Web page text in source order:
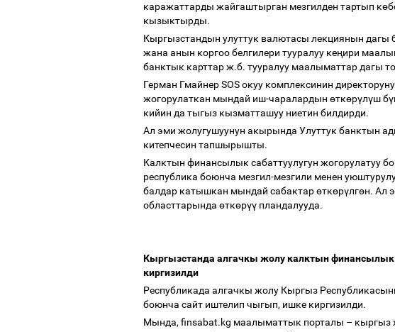
каражаттарды жайгаштырган мезгилден тартып көб
кызыктырды.
Кыргызстандын улуттук валютасы лекциянын дагы
жана анын коргоо белгилери тууралуу кеңири
банктык карттар ж.б. тууралуу маалыматтар дагы
Герман Гмайнер SOS окуу комплексинин
жогорулаткан мындай иш-чаралардын өткөрүлүш бү
кийин да тыгыз кызматташуу ниетин билдирди.
Ал эми жолугушуунун акырында Улуттук банктын
китепчесин тапшырышты.
Калктын финансылык сабаттуулугун жогорулатуу
республика боюнча мезгил-мезгили менен
балдар катышкан мындай сабактарөткөрүлгөн. Ал
областтарында өткөрүү пландалууда.
Кыргызстанда алгачкы жолу калктын финансылык
киргизилди
Республикада алгачкы жолу Кыргыз
боюнча сайт иштелип чыгып, ишке киргизилди.
Мында, finsabat.kg маалыматтык порталы – кыргыз